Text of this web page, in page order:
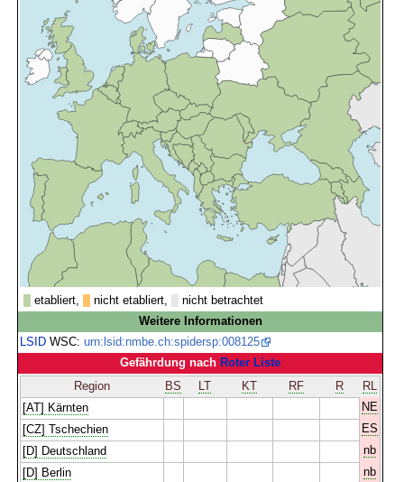
etabliert, nicht etabliert,
nicht betrachtet
Weitere Informationen
LSID WSC:urn:lsid:nmbe.ch:spidersp:008125
Gefährdung nach Roter Liste
Region
BS LT KT RF R
RL
[AT] Kärnten
NE
[CZ] Tschechien
ES
[D] Deutschland
nb
[D] Berlin
nb